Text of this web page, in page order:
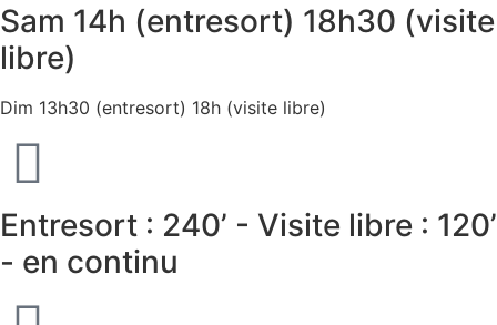
Sam 14h (entresort) 18h30 (visite
libre)
Dim 13h30 (entresort) 18h (visite libre)
Entresort : 240’ - Visite libre : 120’
- en continu